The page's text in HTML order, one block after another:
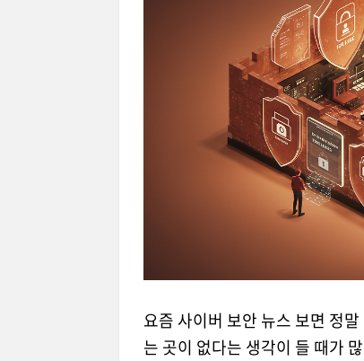
요즘 사이버 보안 뉴스 보면 정
는 곳이 없다는 생각이 들 때가